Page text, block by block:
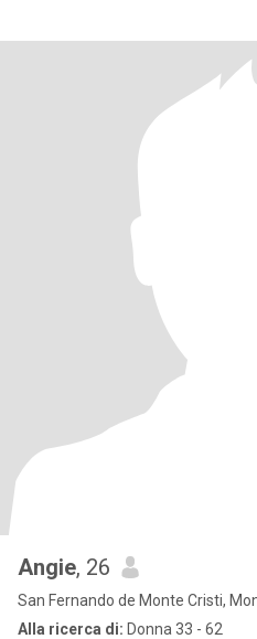
Angie, 26
San Fernando de Monte Cristi,
Alla ricerca di: Donna 33 - 62